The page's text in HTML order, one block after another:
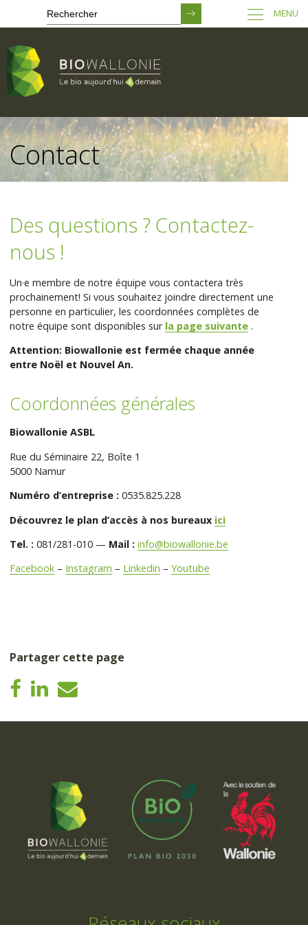
Passer
au
contenu
principal
MENU
Contact
Des questions ? Contactez-
nous !
Un·e membre de notre équipe vous contactera très
prochainement! Si vous souhaitez joindre directement une
personne en particulier, les coordonnées complètes de
notre équipe sont disponibles sur la page suivante .
Attention: Biowallonie est fermée chaque année
entre Noël et Nouvel An.
Coordonnées générales
Biowallonie ASBL
Rue du Séminaire 22, Boîte 1
5000 Namur
Numéro d’entreprise : 0535.825.228
Découvrez le plan d’accès à nos bureaux ici
Tel. : 081/281-010 — Mail : info@biowallonie.be
Facebook – Instagram – Linkedin –Youtube
Partager cette page